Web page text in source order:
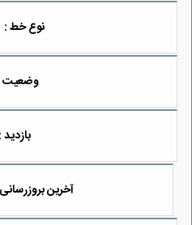
نوع خط :
وضعیت
بازدید :
آخرین